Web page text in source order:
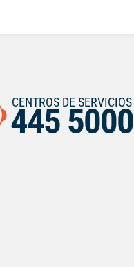
CENTROS DE SERVICIOS
445 5000